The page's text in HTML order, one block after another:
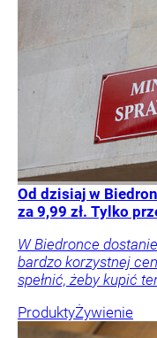
Od dzisiaj w
za 9,99 zł. Tylko
W Biedronce
bardzo korzystnej
spełnić, żeby kupić
ProduktyŻywienie